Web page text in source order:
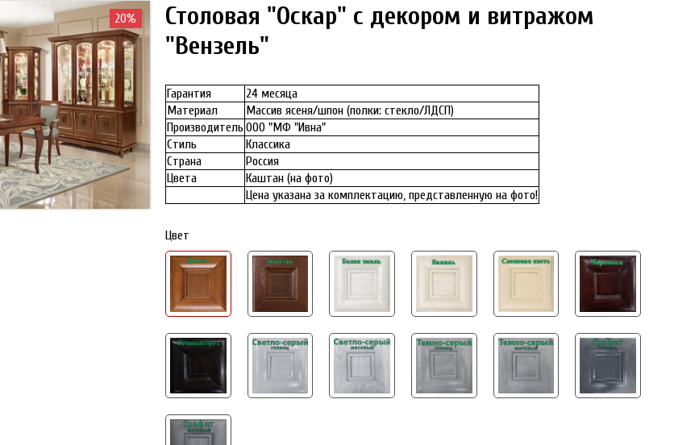
20% 20%
Столовая "Оскар" с декором и витражом
"Вензель"
Гарантия
24 месяца
Материал
Массив ясеня/шпон (полки: стекло/ЛДСП)
ПроизводительООО "МФ "Ивна"
Стиль
Классика
Страна
Россия
Цвета
Каштан (на фото)
Цена указана за комплектацию, представленную на фото!
Цвет